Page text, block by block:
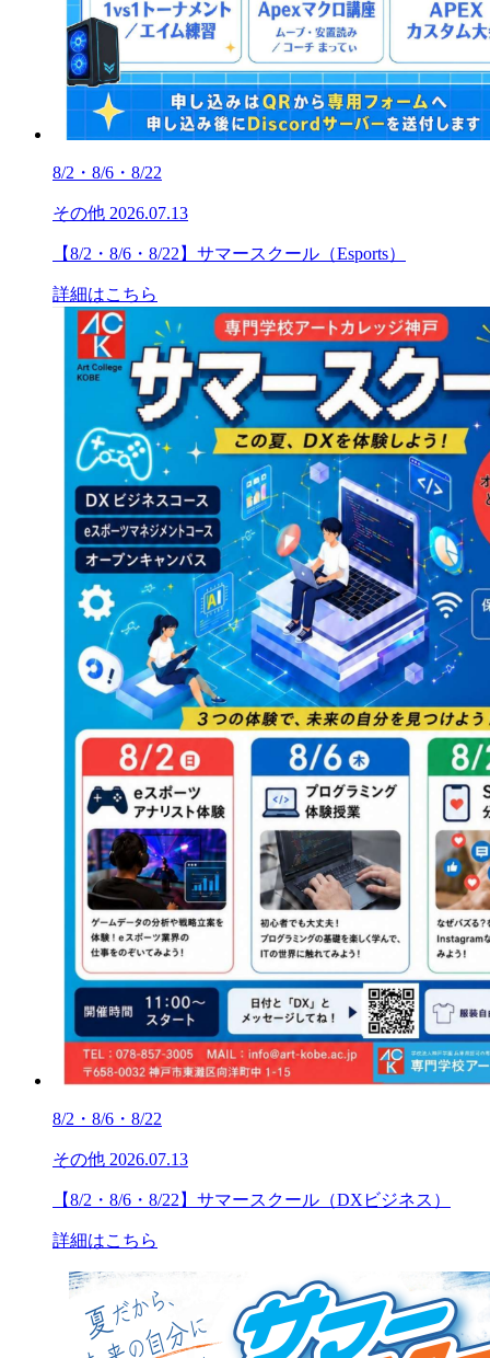
8/2・8/6・8/22
その他 2026.07.13
【8/2・8/6・8/22】サマースクール（Esports）
詳細はこちら
8/2・8/6・8/22
その他 2026.07.13
【8/2・8/6・8/22】サマースクール（DXビジネス）
詳細はこちら